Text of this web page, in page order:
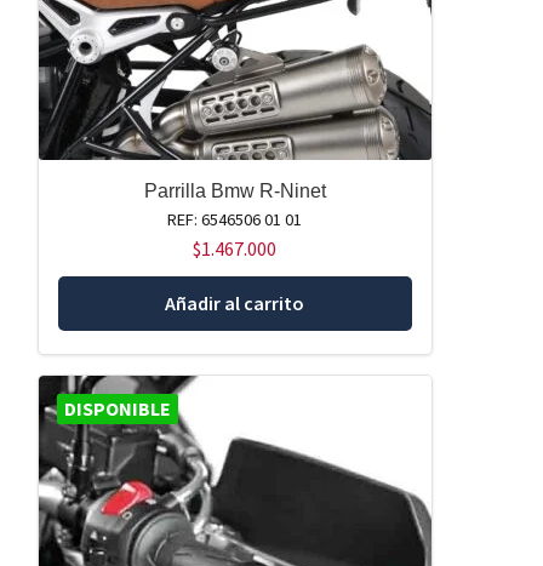
Parrilla Bmw R-Ninet
REF: 6546506 01 01
$1.467.000
Añadir al carrito
DISPONIBLE